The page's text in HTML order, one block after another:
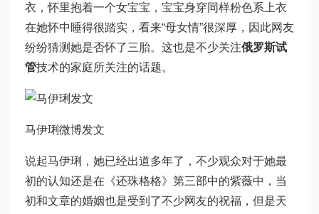
衣，怀里抱着一个女宝宝，宝宝身穿同样粉色系上衣
在她怀中睡得很踏实，看来“母女情”很深厚，因此网友
纷纷猜测她是否怀了三胎。这也是不少关注俄罗斯试
管技术的家庭所关注的话题。
马伊琍微博发文
说起马伊琍，她已经出道多年了，不少观众对于她最
初的认知还是在《还珠格格》第三部中的紫薇中，当
初和文章的婚姻也是受到了不少网友的祝福，但是天